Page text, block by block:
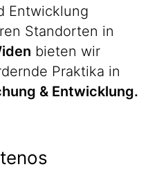
Entwicklung
Standorten in
bieten wir
Praktika in
& Entwicklung.